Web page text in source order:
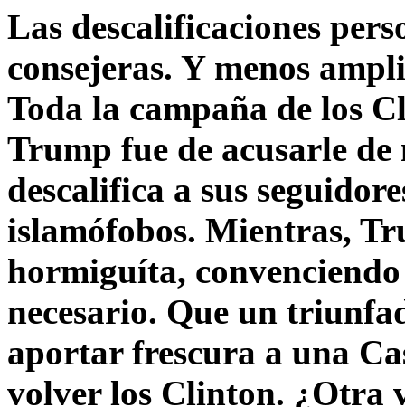
Las descalificaciones
consejeras. Y menos
Toda la campaña de los
Trump fue de acusarle
descalifica a sus
islamófobos. Mientras,
hormiguíta,
necesario. Que un
aportar frescura a una
volver los Clinton. ¿Otra